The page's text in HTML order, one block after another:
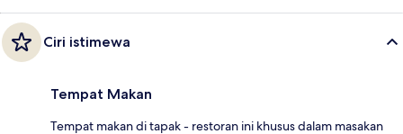
Ciri istimewa
Tempat Makan
Tempat makan di tapak - restoran ini khusus dalam masakan